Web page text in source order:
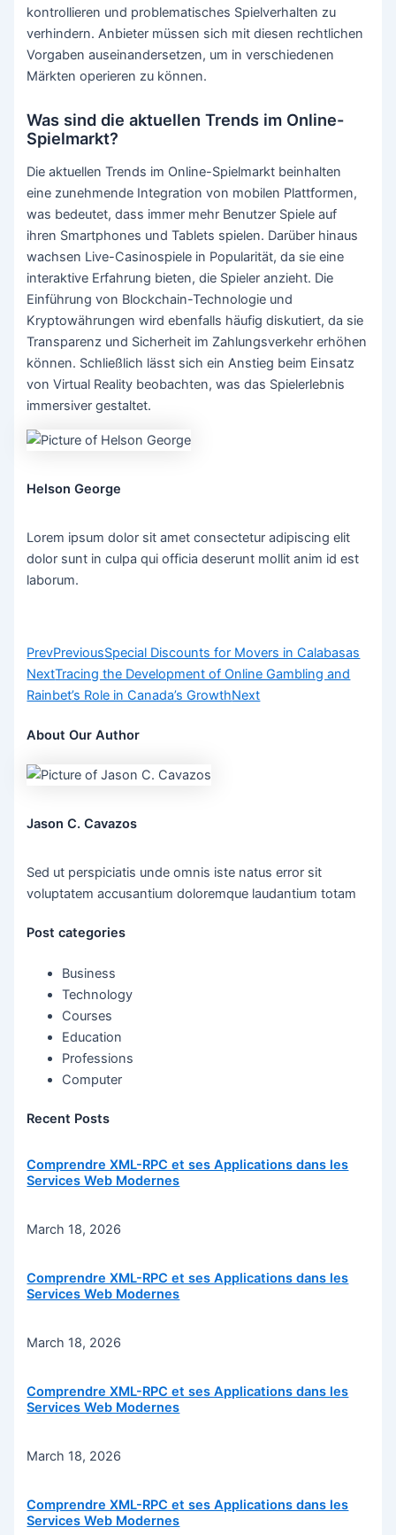
kontrollieren und problematisches Spielverhalten zu
verhindern. Anbieter müssen sich mit diesen rechtlichen
Vorgaben auseinandersetzen, um in verschiedenen
Märkten operieren zu können.
Was sind die aktuellen Trends im Online-
Spielmarkt?
Die aktuellen Trends im Online-Spielmarkt beinhalten
eine zunehmende Integration von mobilen Plattformen,
was bedeutet, dass immer mehr Benutzer Spiele auf
ihren Smartphones und Tablets spielen. Darüber hinaus
wachsen Live-Casinospiele in Popularität, da sie eine
interaktive Erfahrung bieten, die Spieler anzieht. Die
Einführung von Blockchain-Technologie und
Kryptowährungen wird ebenfalls häufig diskutiert, da sie
Transparenz und Sicherheit im Zahlungsverkehr erhöhen
können. Schließlich lässt sich ein Anstieg beim Einsatz
von Virtual Reality beobachten, was das Spielerlebnis
immersiver gestaltet.
Helson George
Lorem ipsum dolor sit amet consectetur adipiscing elit
dolor sunt in culpa qui officia deserunt mollit anim id est
laborum.
PrevPreviousSpecial Discounts for Movers in Calabasas
NextTracing the Development of Online Gambling and
Rainbet’s Role in Canada’s GrowthNext
About Our Author
Jason C. Cavazos
Sed ut perspiciatis unde omnis iste natus error sit
voluptatem accusantium doloremque laudantium totam
Post categories
Business
Technology
Courses
Education
Professions
Computer
Recent Posts
Comprendre XML-RPC et ses Applications dans les
Services Web Modernes
March 18, 2026
Comprendre XML-RPC et ses Applications dans les
Services Web Modernes
March 18, 2026
Comprendre XML-RPC et ses Applications dans les
Services Web Modernes
March 18, 2026
Comprendre XML-RPC et ses Applications dans les
Services Web Modernes